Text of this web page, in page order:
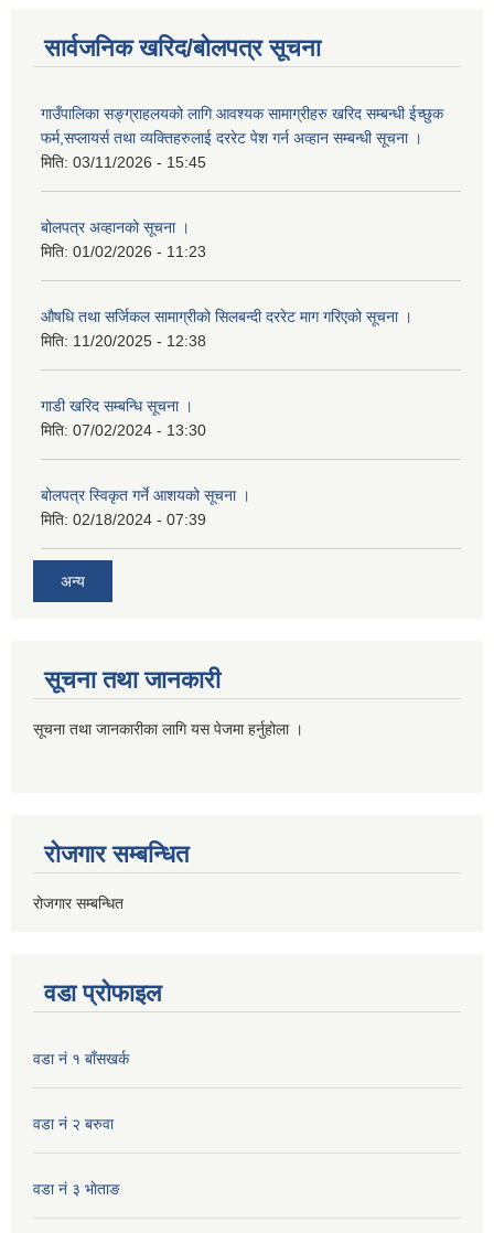
सार्वजनिक खरिद/बोलपत्र सूचना
गाउँपालिका सङ्ग्राहलयको लागि आवश्यक सामाग्रीहरु खरिद सम्बन्धी ईच्छुक
फर्म,सप्लायर्स तथा व्यक्तिहरुलाई दररेट पेश गर्न अव्हान सम्बन्धी सूचना ।
मिति: 03/11/2026 - 15:45
बोलपत्र अव्हानको सूचना ।
मिति: 01/02/2026 - 11:23
औषधि तथा सर्जिकल सामाग्रीको सिलबन्दी दररेट माग गरिएको सूचना ।
मिति: 11/20/2025 - 12:38
गाडी खरिद सम्बन्धि सूचना ।
मिति: 07/02/2024 - 13:30
बोलपत्र स्विकृत गर्ने आशयको सूचना ।
मिति: 02/18/2024 - 07:39
अन्य
सूचना तथा जानकारी
सूचना तथा जानकारीका लागि यस पेजमा हर्नुहोला ।
रोजगार सम्बन्धित
रोजगार सम्बन्धित
वडा प्रोफाइल
वडा नं १ बाँसखर्क
वडा नं २ बरुवा
वडा नं ३ भाेताङ